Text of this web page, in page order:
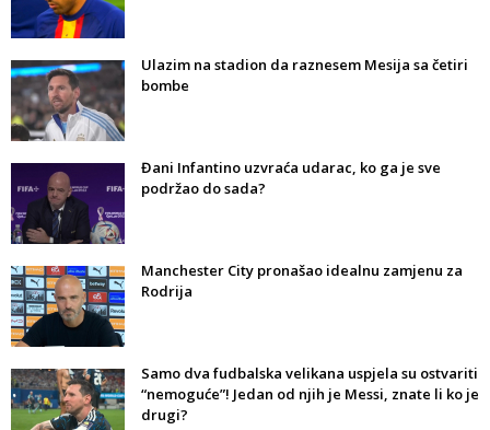
Ulazim na stadion da raznesem Mesija sa četiri
bombe
Đani Infantino uzvraća udarac, ko ga je sve
podržao do sada?
Manchester City pronašao idealnu zamjenu za
Rodrija
Samo dva fudbalska velikana uspjela su ostvariti
“nemoguće”! Jedan od njih je Messi, znate li ko je
drugi?